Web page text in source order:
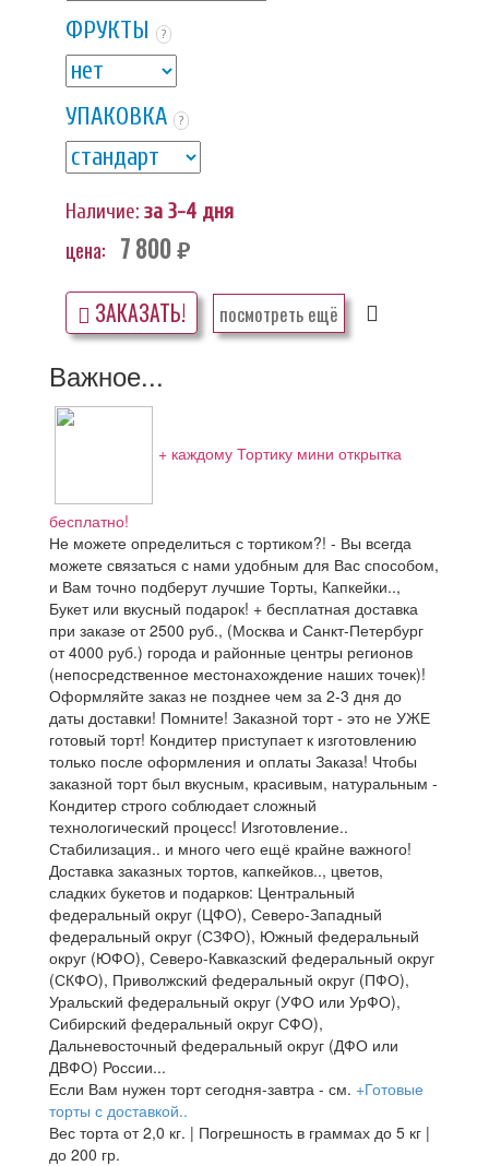
ФРУКТЫ ?
УПАКОВКА ?
Наличие: за 3-4 дня
цена: 7 800 руб.
ЗАКАЗАТЬ! посмотреть ещё
Важное...
+ каждому Тортику мини открытка
бесплатно!
Не можете определиться с тортиком?! - Вы всегда
можете связаться с нами удобным для Вас способом,
и Вам точно подберут лучшие Торты, Капкейки..,
Букет или вкусный подарок! + бесплатная доставка
при заказе от 2500 руб., (Москва и Санкт-Петербург
от 4000 руб.) города и районные центры регионов
(непосредственное местонахождение наших точек)!
Оформляйте заказ не позднее чем за 2-3 дня до
даты доставки! Помните! Заказной торт - это не УЖЕ
готовый торт! Кондитер приступает к изготовлению
только после оформления и оплаты Заказа! Чтобы
заказной торт был вкусным, красивым, натуральным -
Кондитер строго соблюдает сложный
технологический процесс! Изготовление..
Стабилизация.. и много чего ещё крайне важного!
Доставка заказных тортов, капкейков.., цветов,
сладких букетов и подарков: Центральный
федеральный округ (ЦФО), Северо-Западный
федеральный округ (СЗФО), Южный федеральный
округ (ЮФО), Северо-Кавказский федеральный округ
(СКФО), Приволжский федеральный округ (ПФО),
Уральский федеральный округ (УФО или УрФО),
Сибирский федеральный округ СФО),
Дальневосточный федеральный округ (ДФО или
ДВФО) России...
Если Вам нужен торт сегодня-завтра - см. +Готовые
торты с доставкой..
Вес торта от 2,0 кг. | Погрешность в граммах до 5 кг |
до 200 гр.